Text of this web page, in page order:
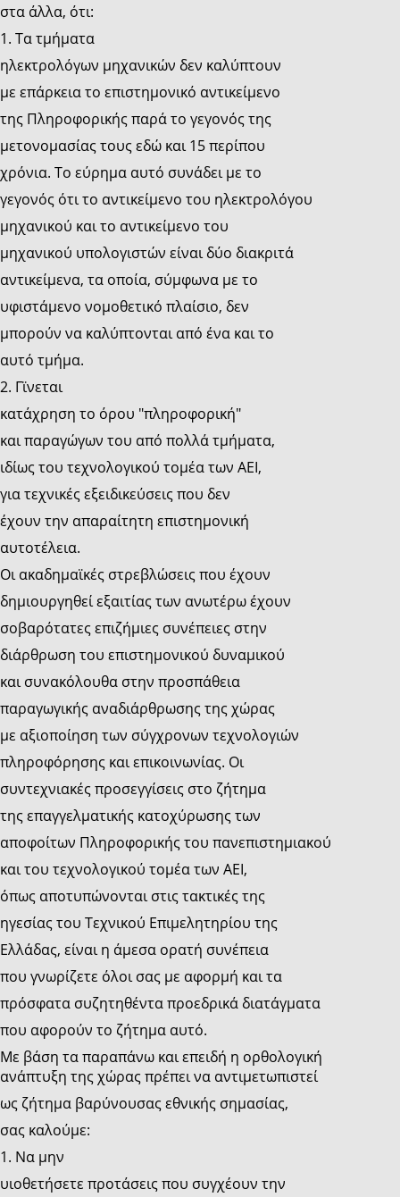
στα άλλα, ότι:
1. Τα τμήματα
ηλεκτρολόγων μηχανικών δεν καλύπτουν
με επάρκεια το επιστημονικό αντικείμενο
της Πληροφορικής παρά το γεγονός της
μετονομασίας τους εδώ και 15 περίπου
χρόνια. Το εύρημα αυτό συνάδει με το
γεγονός ότι το αντικείμενο του ηλεκτρολόγου
μηχανικού και το αντικείμενο του
μηχανικού υπολογιστών είναι δύο διακριτά
αντικείμενα, τα οποία, σύμφωνα με το
υφιστάμενο νομοθετικό πλαίσιο, δεν
μπορούν να καλύπτονται από ένα και το
αυτό τμήμα.
2. Γϊνεται
κατάχρηση το όρου "πληροφορική"
και παραγώγων του από πολλά τμήματα,
ιδίως του τεχνολογικού τομέα των ΑΕΙ,
για τεχνικές εξειδικεύσεις που δεν
έχουν την απαραίτητη επιστημονική
αυτοτέλεια.
Οι ακαδημαϊκές στρεβλώσεις που έχουν
δημιουργηθεί εξαιτίας των ανωτέρω έχουν
σοβαρότατες επιζήμιες συνέπειες στην
διάρθρωση του επιστημονικού δυναμικού
και συνακόλουθα στην προσπάθεια
παραγωγικής αναδιάρθρωσης της χώρας
με αξιοποίηση των σύγχρονων τεχνολογιών
πληροφόρησης και επικοινωνίας. Οι
συντεχνιακές προσεγγίσεις στο ζήτημα
της επαγγελματικής κατοχύρωσης των
αποφοίτων Πληροφορικής του πανεπιστημιακού
και του τεχνολογικού τομέα των ΑΕΙ,
όπως αποτυπώνονται στις τακτικές της
ηγεσίας του Τεχνικού Επιμελητηρίου της
Ελλάδας, είναι η άμεσα ορατή συνέπεια
που γνωρίζετε όλοι σας με αφορμή και τα
πρόσφατα συζητηθέντα προεδρικά διατάγματα
που αφορούν το ζήτημα αυτό.
Με βάση τα παραπάνω και επειδή η ορθολογική
ανάπτυξη της χώρας πρέπει να αντιμετωπιστεί
ως ζήτημα βαρύνουσας εθνικής σημασίας,
σας καλούμε:
1. Να μην
υιοθετήσετε προτάσεις που συγχέουν την